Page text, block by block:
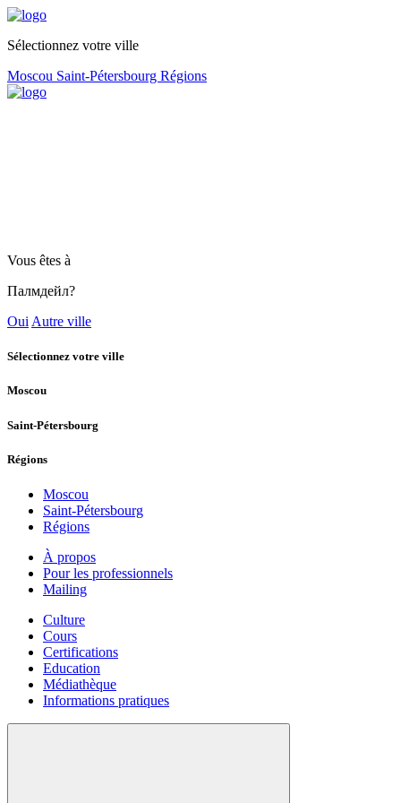
Sélectionnez votre ville
Moscou Saint-Pétersbourg Régions
Vous êtes à
Палмдейл?
Oui Autre ville
Sélectionnez votre ville
Moscou
Saint-Pétersbourg
Régions
Moscou
Saint-Pétersbourg
Régions
À propos
Pour les professionnels
Mailing
Culture
Cours
Certifications
Education
Médiathèque
Informations pratiques